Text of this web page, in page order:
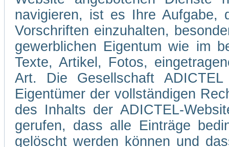
navigieren, ist es Ihre Aufgabe,
Vorschriften einzuhalten,
gewerblichen Eigentum wie im
Texte, Artikel, Fotos,
Art. Die Gesellschaft
Eigentümer der vollständigen
des Inhalts der ADICTEL-
gerufen, dass alle Einträge
gelöscht werden können und